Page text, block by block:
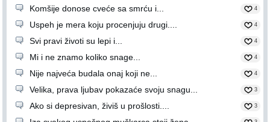
Komšije donose cveće sa smrću i... 4
Uspeh je mera koju procenjuju drugi.... 4
Svi pravi životi su lepi i... 4
Mi i ne znamo koliko snage... 4
Nije najveća budala onaj koji ne... 4
Velika, prava ljubav pokazaće svoju snagu... 3
Ako si depresivan, živiš u prošlosti.... 3